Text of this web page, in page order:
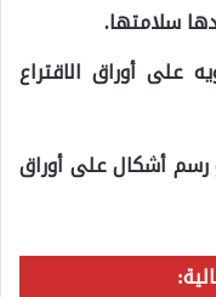
سلامتها.
على أوراق الاقتراع
رسم أشكال على أوراق